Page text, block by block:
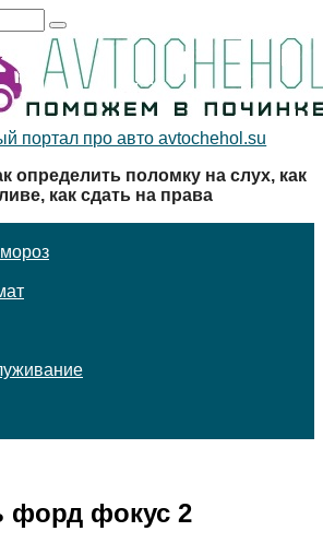
портал про авто avtochehol.su
определить поломку на слух, как
как сдать на права
форд фокус 2